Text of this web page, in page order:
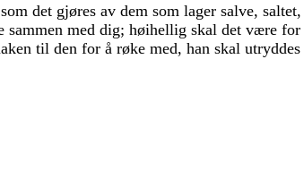
som det gjøres av dem som lager salve, saltet,
sammen med dig; høihellig skal det være for
til den for å røke med, han skal utryddes